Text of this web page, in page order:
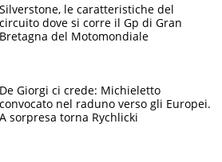
Silverstone, le caratteristiche del
circuito dove si corre il Gp di Gran
Bretagna del Motomondiale
De Giorgi ci crede: Michieletto
convocato nel raduno verso gli Europei.
A sorpresa torna Rychlicki